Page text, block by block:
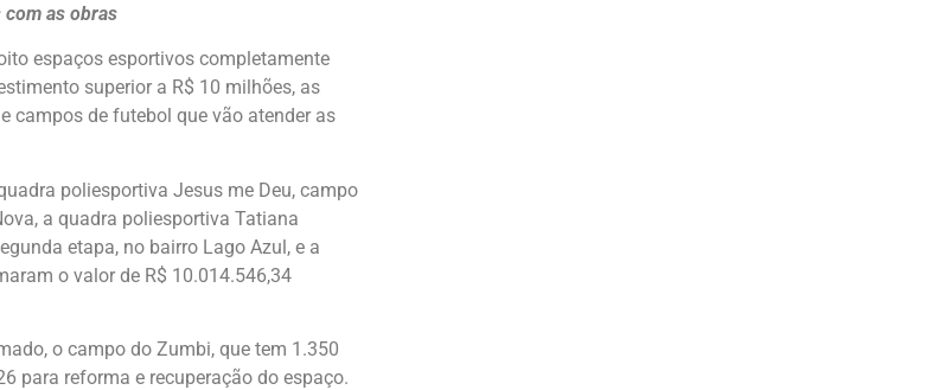
as obras
espaços esportivos completamente
superior a R$ 10 milhões, as
campos de futebol que vão atender as
poliesportiva Jesus me Deu, campo
a quadra poliesportiva Tatiana
etapa, no bairro Lago Azul, e a
o valor de R$ 10.014.546,34
o campo do Zumbi, que tem 1.350
para reforma e recuperação do espaço.